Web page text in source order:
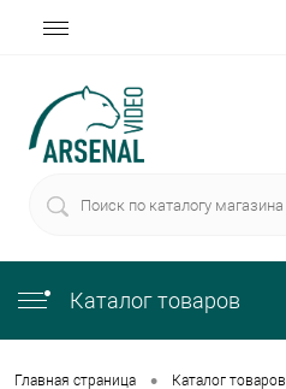
Каталог товаров
Главная страница • Каталог товаров